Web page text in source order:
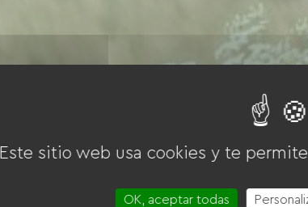
Este sitio web usa cookies y te
OK, aceptar todas